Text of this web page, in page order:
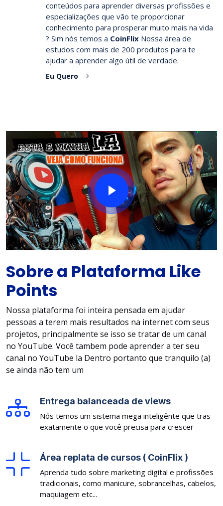
conteúdos para aprender diversas profissões e
especializações que vão te proporcionar
conhecimento para prosperar muito mais na vida
? Sim nós temos a CoinFlix Nossa área de
estudos com mais de 200 produtos para te
ajudar a aprender algo útil de verdade.
Eu Quero
Sobre a Plataforma Like
Points
Nossa plataforma foi inteira pensada em ajudar
pessoas a terem mais resultados na internet com seus
projetos, principalmente se isso se tratar de um canal
no YouTube. Você tambem pode aprender a ter seu
canal no YouTube la Dentro portanto fique tranquilo (a)
se ainda não tem um
Entrega balanceada de views
Nós temos um sistema mega inteligênte que tras
exatamente o que você precisa para crescer
Área replata de cursos ( CoinFlix )
Aprenda tudo sobre marketing digital e profissões
tradicionais, como manicure, sobrancelhas, cabelos,
maquiagem etc...